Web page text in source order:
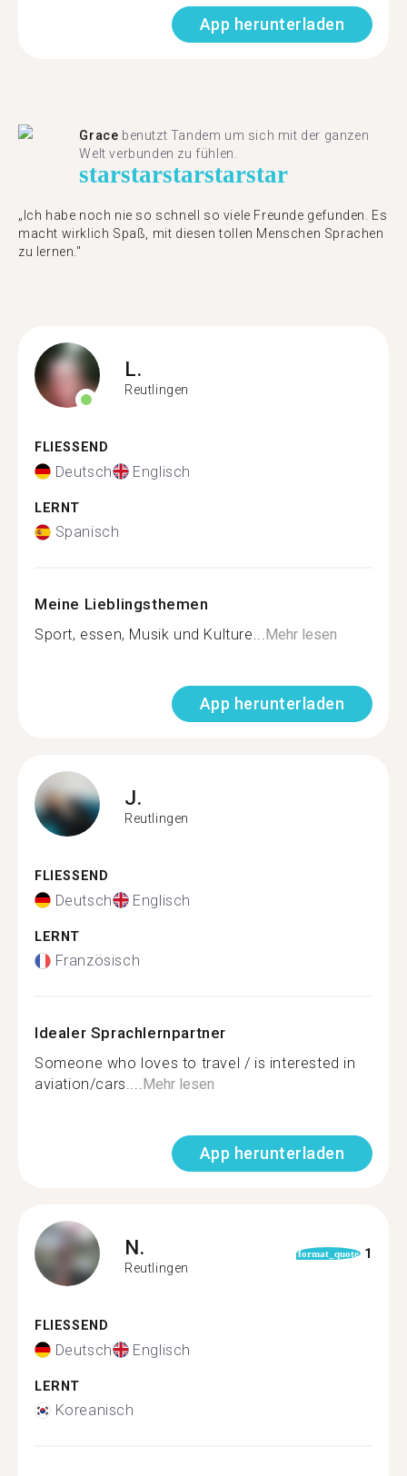
App herunterladen
Grace benutzt Tandem um sich mit der ganzen
Welt verbunden zu fühlen.
starstarstarstarstar
„Ich habe noch nie so schnell so viele Freunde gefunden. Es
macht wirklich Spaß, mit diesen tollen Menschen Sprachen
zu lernen."
L.
Reutlingen
FLIESSEND
Deutsch Englisch
LERNT
Spanisch
Meine Lieblingsthemen
Sport, essen, Musik und Kulture...Mehr lesen
App herunterladen
J.
Reutlingen
FLIESSEND
Deutsch Englisch
LERNT
Französisch
Idealer Sprachlernpartner
Someone who loves to travel / is interested in
aviation/cars....Mehr lesen
App herunterladen
N.
Reutlingen
format_quote 1
FLIESSEND
Deutsch Englisch
LERNT
Koreanisch